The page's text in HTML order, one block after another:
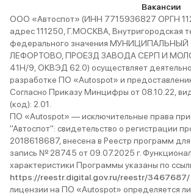
Вакансии
ООО «Автоспот» (ИНН 7715936827 ОРГН
адрес 111250, Г.МОСКВА, Внутригородская
федерального значения МУНИЦИПАЛЬНЫЙ
ЛЕФОРТОВО, ПРОЕЗД ЗАВОДА СЕРП И
41Н/9, ОКВЭД 62.0) осуществляет
разработке ПО «Autospot» и
Согласно Приказу Минцифры от 08.10.22,
(код): 2.01.
ПО «Autospot» — исключительные права
"Автоспот": свидетельство о регистрации
2018618687, внесена в Реестр программ
запись № 28745 от 09.07.2025 г.
характеристики Программы указаны по
https://reestr.digital.gov.ru/reestr/3467687/
лицензии на ПО «Autospot» определяется